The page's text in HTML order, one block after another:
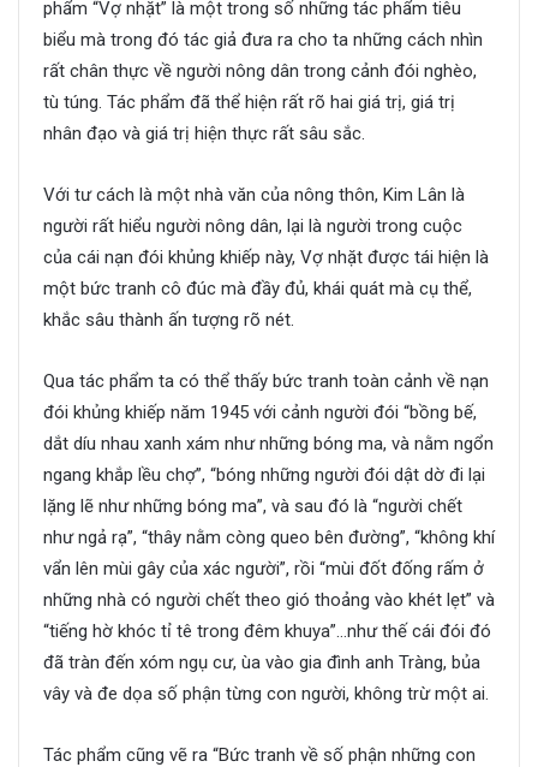
phẩm “Vợ nhặt” là một trong số những tác phẩm tiêu
biểu mà trong đó tác giả đưa ra cho ta những cách nhìn
rất chân thực về người nông dân trong cảnh đói nghèo,
tù túng. Tác phẩm đã thể hiện rất rõ hai giá trị, giá trị
nhân đạo và giá trị hiện thực rất sâu sắc.
Với tư cách là một nhà văn của nông thôn, Kim Lân là
người rất hiểu người nông dân, lại là người trong cuộc
của cái nạn đói khủng khiếp này, Vợ nhặt được tái hiện là
một bức tranh cô đúc mà đầy đủ, khái quát mà cụ thể,
khắc sâu thành ấn tượng rõ nét.
Qua tác phẩm ta có thể thấy bức tranh toàn cảnh về nạn
đói khủng khiếp năm 1945 với cảnh người đói “bồng bế,
dắt díu nhau xanh xám như những bóng ma, và nằm ngổn
ngang khắp lều chợ”, “bóng những người đói dật dờ đi lại
lặng lẽ như những bóng ma”, và sau đó là “người chết
như ngả rạ”, “thây nằm còng queo bên đường”, “không khí
vẩn lên mùi gây của xác người”, rồi “mùi đốt đống rấm ở
những nhà có người chết theo gió thoảng vào khét lẹt” và
“tiếng hờ khóc tỉ tê trong đêm khuya”…như thế cái đói đó
đã tràn đến xóm ngụ cư, ùa vào gia đình anh Tràng, bủa
vây và đe dọa số phận từng con người, không trừ một ai.
Tác phẩm cũng vẽ ra “Bức tranh về số phận những con